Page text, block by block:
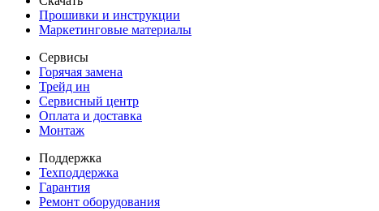
Прошивки и инструкции
Маркетинговые материалы
Сервисы
Горячая замена
Трейд ин
Сервисный центр
Оплата и доставка
Монтаж
Поддержка
Техподдержка
Гарантия
Ремонт оборудования